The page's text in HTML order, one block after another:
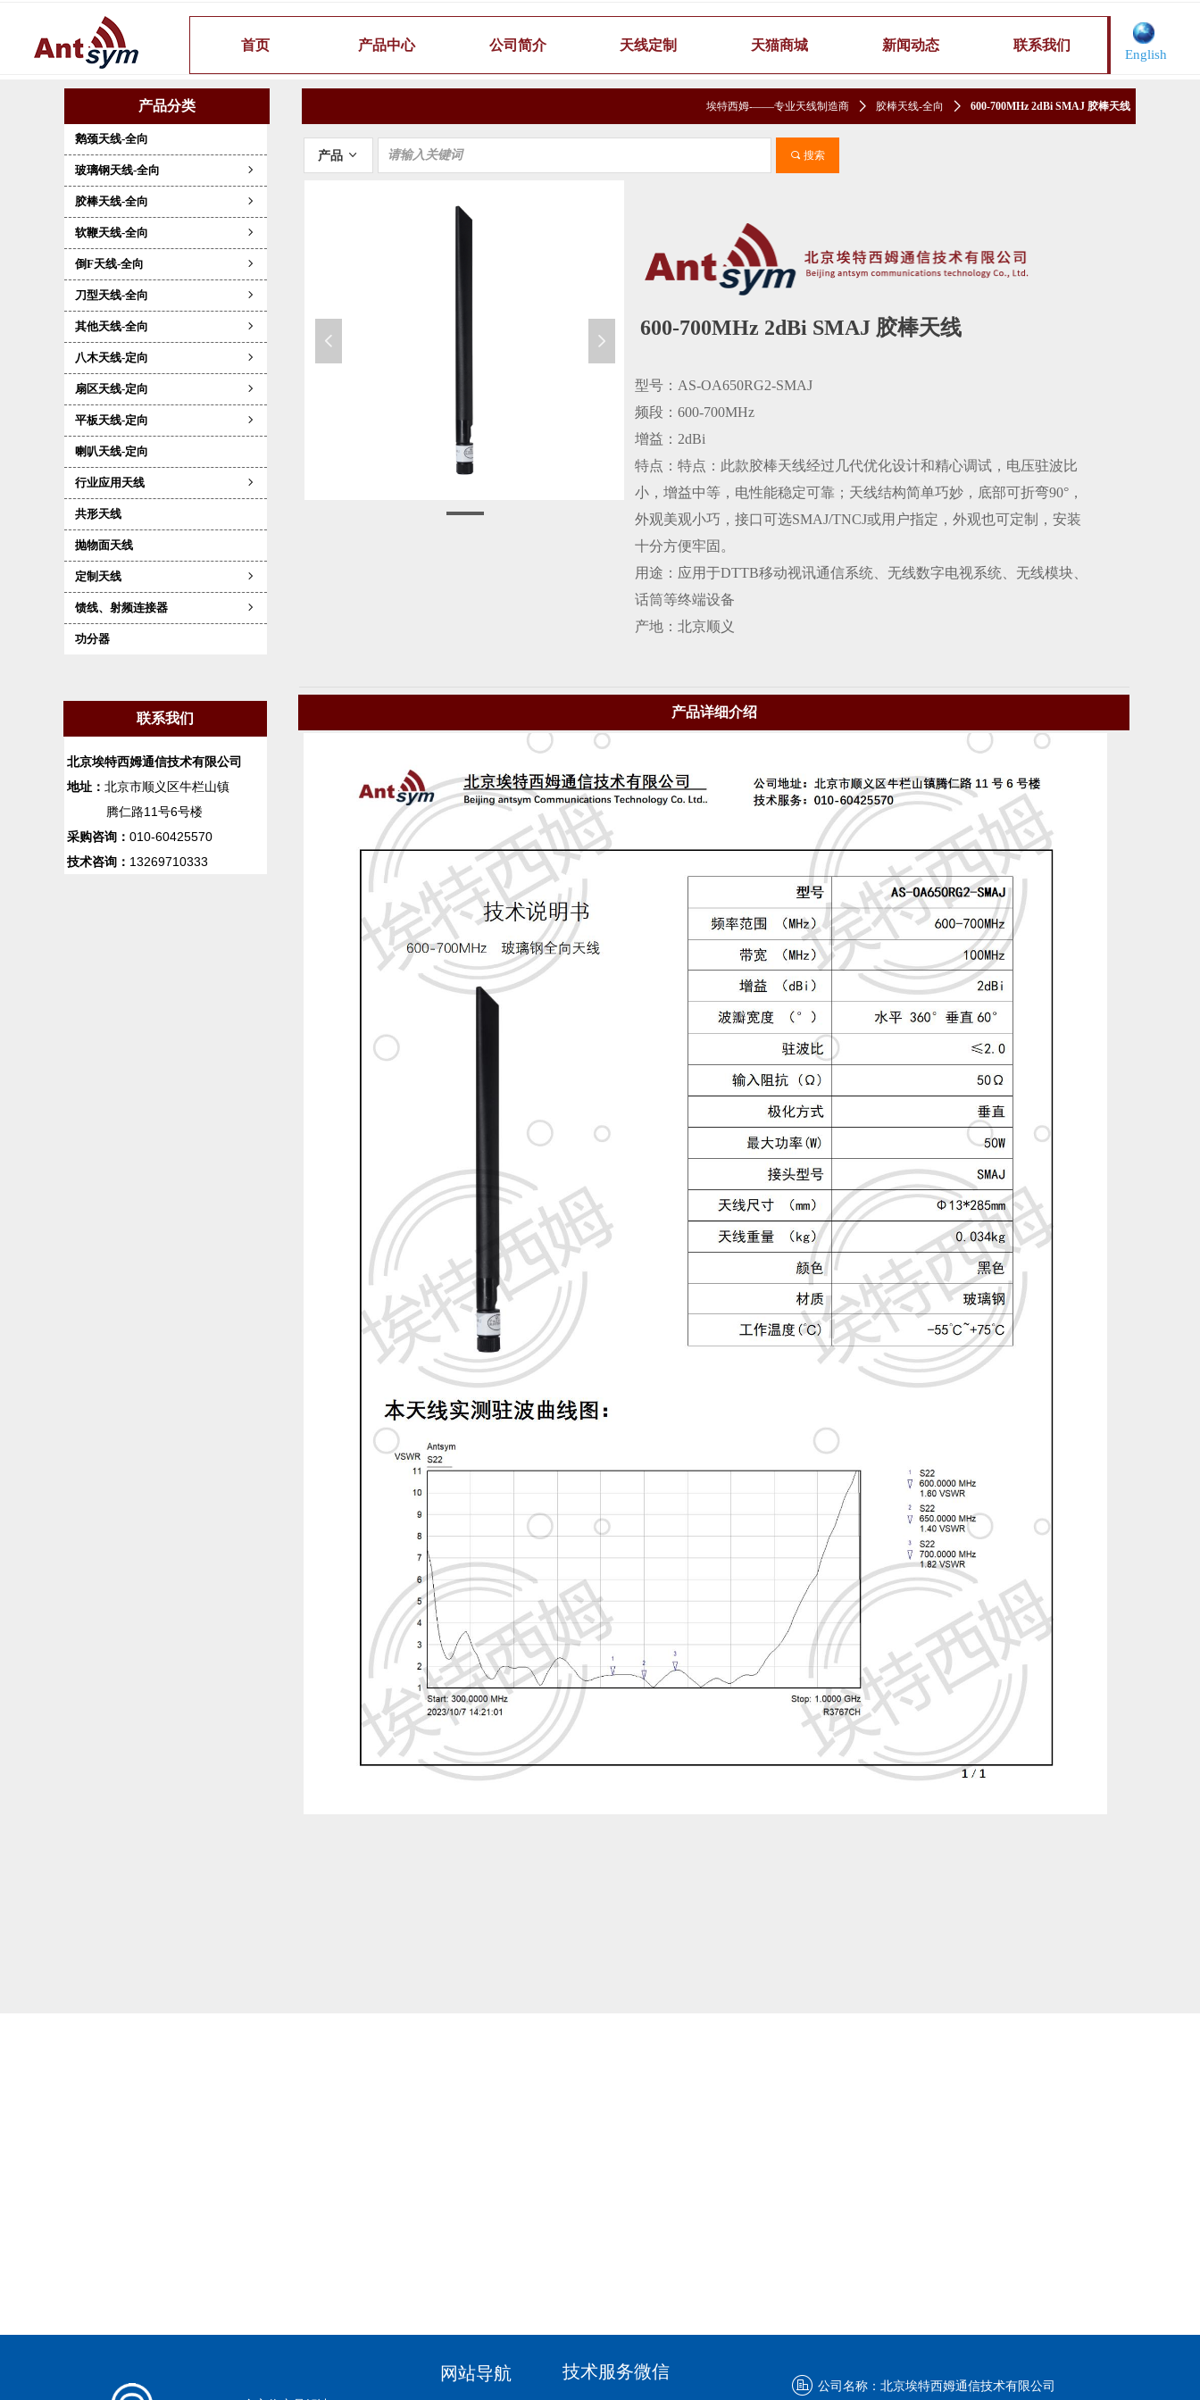
首页 产品中心 公司简介 天线定制 天猫商城 新闻动态 联系我们
English
鹅颈天线-全向
ꁇ
玻璃钢天线-全向
ꁇ
胶棒天线-全向
ꁇ
软鞭天线-全向
ꁇ
倒F天线-全向
ꁇ
刀型天线-全向
ꁇ
其他天线-全向
ꁇ
八木天线-定向
ꁇ
扇区天线-定向
ꁇ
平板天线-定向
喇叭天线-定向
ꁇ
行业应用天线
共形天线
抛物面天线
ꁇ
定制天线
ꁇ
馈线、射频连接器
功分器
产品分类 埃特西姆-——专业天线制造商 ꄲ 胶棒天线-全向 ꄲ 600-700MHz 2dBi SMAJ 胶棒天线
联系我们
北京埃特西姆通信技术有限公司
地址： 北京市顺义区牛栏山镇
腾仁路11号6号楼
采购咨询： 010-60425570
技术咨询： 13269710333
600-700MHz 2dBi SMAJ 胶棒天线
型号：AS-OA650RG2-SMAJ
频段：600-700MHz
增益：2dBi
特点：特点：此款胶棒天线经过几代优化设计和精心调试，电压驻波比
小，增益中等，电性能稳定可靠；天线结构简单巧妙，底部可折弯90°，
外观美观小巧，接口可选SMAJ/TNCJ或用户指定，外观也可定制，安装
十分方便牢固。
用途：应用于DTTB移动视讯通信系统、无线数字电视系统、无线模块、
话筒等终端设备
产地：北京顺义
넳 넲
产品详细介绍
끠 搜索
产品 ꀁ
公司名称： 北京埃特西姆通信技术有限公司
网站导航 技术服务微信